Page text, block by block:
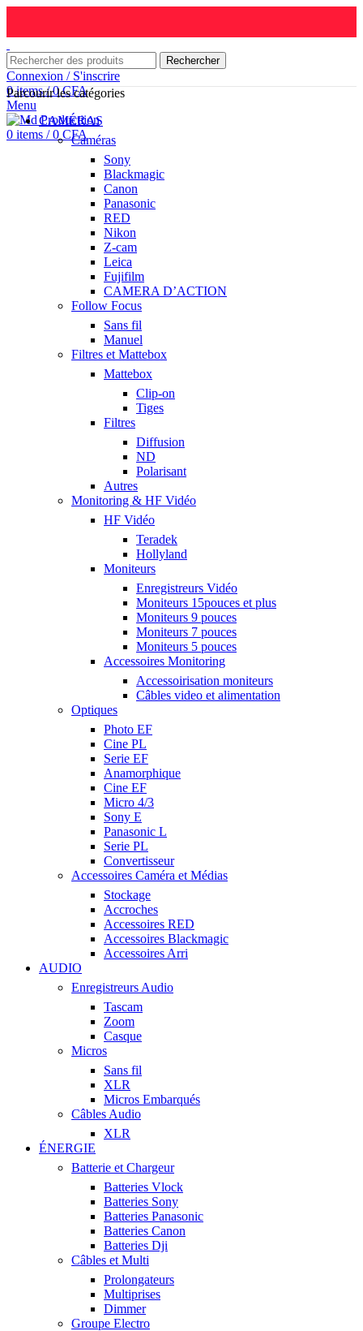
Rechercher
Connexion / S'inscrire
0items / 0CFA
Menu
0 items / 0 CFA
Parcourir les catégories
CAMÉRAS
Caméras
Sony
Blackmagic
Canon
Panasonic
RED
Nikon
Z-cam
Leica
Fujifilm
CAMERA D’ACTION
Follow Focus
Sans fil
Manuel
Filtres et Mattebox
Mattebox
Clip-on
Tiges
Filtres
Diffusion
ND
Polarisant
Autres
Monitoring & HF Vidéo
HF Vidéo
Teradek
Hollyland
Moniteurs
Enregistreurs Vidéo
Moniteurs 15pouces et plus
Moniteurs 9 pouces
Moniteurs 7 pouces
Moniteurs 5 pouces
Accessoires Monitoring
Accessoirisation moniteurs
Câbles video et alimentation
Optiques
Photo EF
Cine PL
Serie EF
Anamorphique
Cine EF
Micro 4/3
Sony E
Panasonic L
Serie PL
Convertisseur
Accessoires Caméra et Médias
Stockage
Accroches
Accessoires RED
Accessoires Blackmagic
Accessoires Arri
AUDIO
Enregistreurs Audio
Tascam
Zoom
Casque
Micros
Sans fil
XLR
Micros Embarqués
Câbles Audio
XLR
ÉNERGIE
Batterie et Chargeur
Batteries Vlock
Batteries Sony
Batteries Panasonic
Batteries Canon
Batteries Dji
Câbles et Multi
Prolongateurs
Multiprises
Dimmer
Groupe Electro